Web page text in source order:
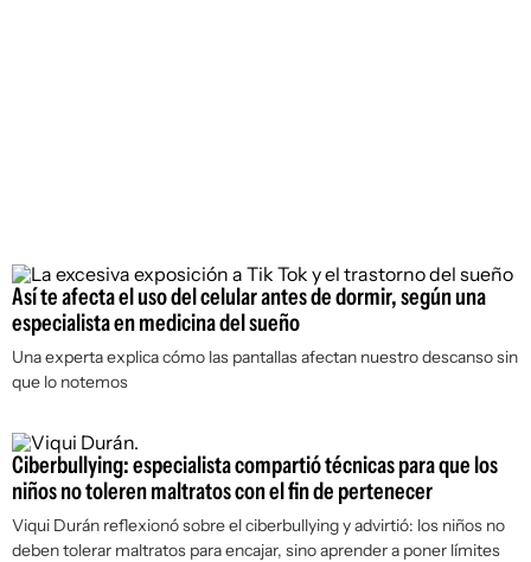
Así te afecta el uso del celular antes de dormir, según una
especialista en medicina del sueño
Una experta explica cómo las pantallas afectan nuestro descanso sin
que lo notemos
Ciberbullying: especialista compartió técnicas para que los
niños no toleren maltratos con el fin de pertenecer
Viqui Durán reflexionó sobre el ciberbullying y advirtió: los niños no
deben tolerar maltratos para encajar, sino aprender a poner límites